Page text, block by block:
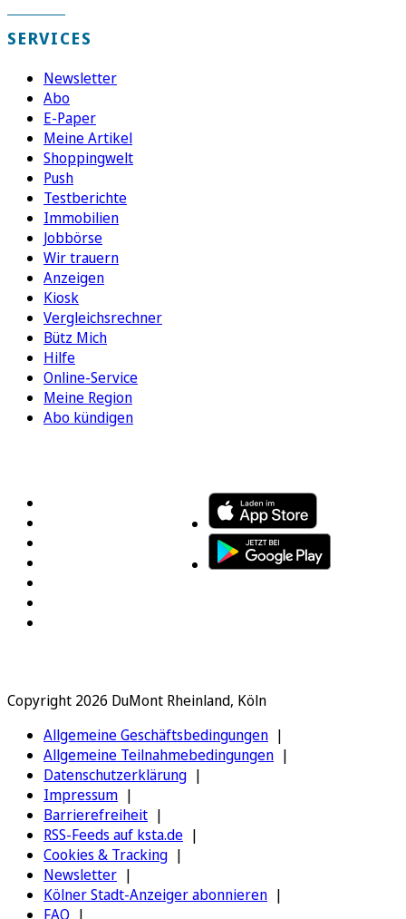
SERVICES
Newsletter
Abo
E-Paper
Meine Artikel
Shoppingwelt
Push
Testberichte
Immobilien
Jobbörse
Wir trauern
Anzeigen
Kiosk
Vergleichsrechner
Bütz Mich
Hilfe
Online-Service
Meine Region
Abo kündigen
Copyright 2026 DuMont Rheinland, Köln
Allgemeine Geschäftsbedingungen
Allgemeine Teilnahmebedingungen
Datenschutzerklärung
Impressum
Barrierefreiheit
RSS-Feeds auf ksta.de
Cookies & Tracking
Newsletter
Kölner Stadt-Anzeiger abonnieren
FAQ